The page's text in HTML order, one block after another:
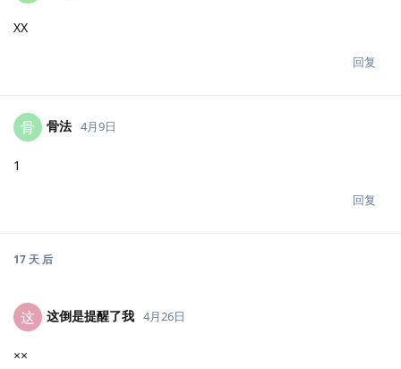
XX
回复
骨 骨法 4月9日
1
回复
17 天 后
这 这倒是提醒了我 4月26日
××